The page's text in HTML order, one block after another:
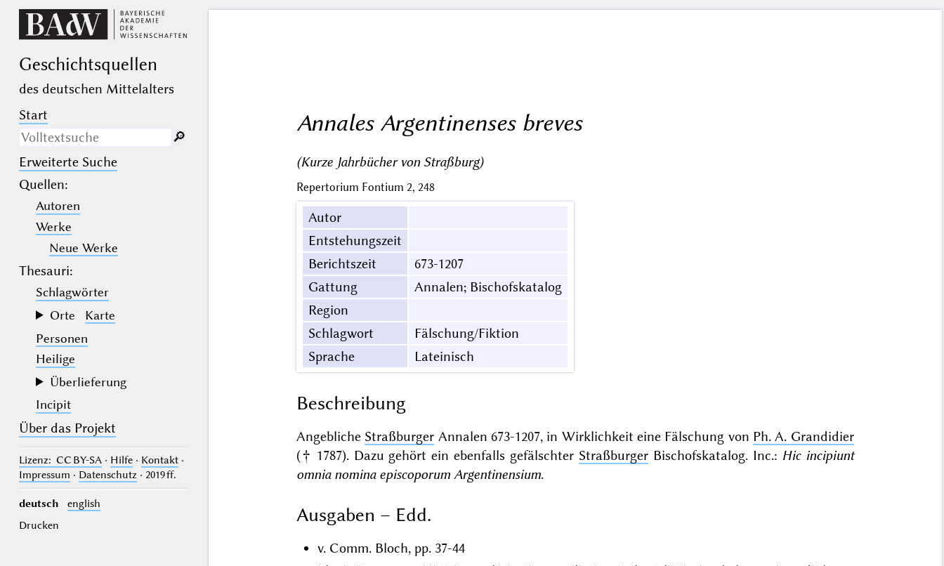
Geschichts­quellen
des deutschen Mittelalters
Start
Nur in Beschreibungs­texten
suchen
(der Unterstrich) ist Platzhalter für
genau ein Zeichen.
(das Prozentzeichen) ist Platzhalter
für kein, ein oder mehr als ein
Zeichen.
🔎︎
Erweiterte Suche
Quellen:
Autoren
Werke
Neue Werke
Thesauri:
Schlagwörter
Orte
Karte
Personen
Heilige
Überlieferung
Incipit
Über das Projekt
Lizenz: CC BY-SA· Hilfe· Kontakt·
Impressum · Datenschutz· 2019 ff.
deutsch
english
Drucken
Annales Argentinenses breves
(Kurze Jahrbücher von Straßburg)
Repertorium Fontium 2, 248
Autor
Entstehungszeit
Berichtszeit
673-1207
Gattung
Annalen; Bischofskatalog
Region
Schlagwort
Fälschung/Fiktion
Sprache
Lateinisch
Beschreibung
Angebliche Straßburger Annalen 673-1207, in Wirklichkeit eine Fälschung von Ph. A. Grandidier
(† 1787). Dazu gehört ein ebenfalls gefälschter Straßburger Bischofskatalog. Inc.: Hic incipiunt
omnia nomina episcoporum Argentinensium.
Ausgaben – Edd.
v. Comm. Bloch, pp. 37-44